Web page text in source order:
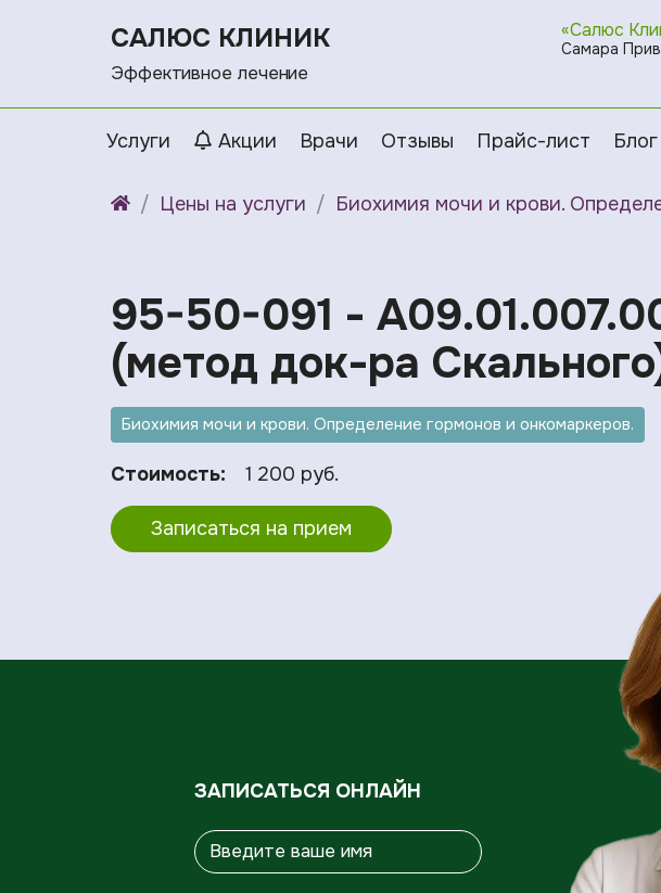
САЛЮС КЛИНИК
Эффективное лечение
«Салюс
Самара
Услуги Акции Врачи Отзывы Прайс-лист Блог
Цены на услуги Биохимия мочи и крови.
95-50-091 -
(метод док-ра
Биохимия мочи и крови. Определение гормонов и онкомаркеров.
Стоимость: 1 200 руб.
Записаться на прием
ЗАПИСАТЬСЯ ОНЛАЙН